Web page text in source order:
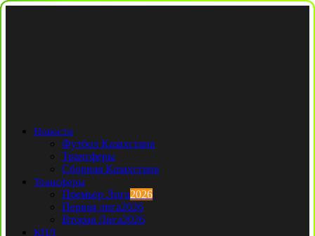
Новости
Футбол Казахстана
Трансферы
Сборная Казахстана
Трансферы
Премьер Лига2026
Первая лига2026
Вторая Лига2026
КПЛ